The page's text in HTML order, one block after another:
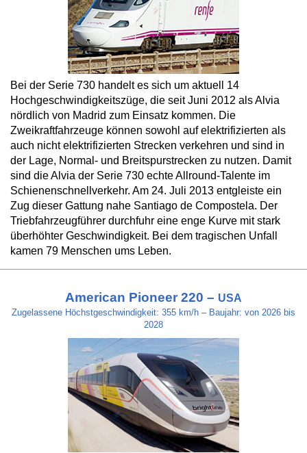
Bei der Serie 730 handelt es sich um aktuell 14
Hochgeschwindigkeitszüge, die seit Juni 2012 als Alvia
nördlich von Madrid zum Einsatz kommen. Die
Zweikraftfahrzeuge können sowohl auf elektrifizierten als
auch nicht elektrifizierten Strecken verkehren und sind in
der Lage, Normal- und Breitspurstrecken zu nutzen. Damit
sind die Alvia der Serie 730 echte Allround-Talente im
Schienenschnellverkehr. Am 24. Juli 2013 entgleiste ein
Zug dieser Gattung nahe Santiago de Compostela. Der
Triebfahrzeugführer durchfuhr eine enge Kurve mit stark
überhöhter Geschwindigkeit. Bei dem tragischen Unfall
kamen 79 Menschen ums Leben.
American Pioneer 220 – USA
Zugelassene Höchstgeschwindigkeit: 355 km/h – Baujahr: von 2026 bis
2028